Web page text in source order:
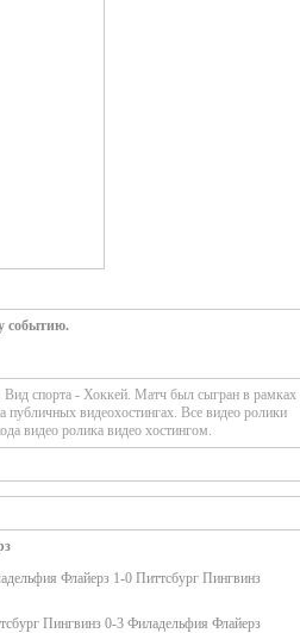
событию.
спорта - Хоккей. Матч был сыгран в рамках
видеохостингах. Все видео ролики
видео ролика видео хостингом.
Флайерз 1-0 Питтсбург Пингвинз
Пингвинз 0-3 Филадельфия Флайерз